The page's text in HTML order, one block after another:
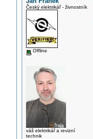
Český elektrikář - živnostník
Offline
váš elektrikář a revizní
technik